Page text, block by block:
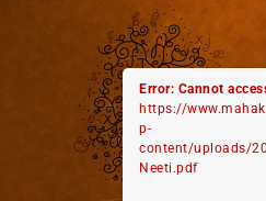
Error: Cannot
https://
p-
content/uploads/
Neeti.pdf